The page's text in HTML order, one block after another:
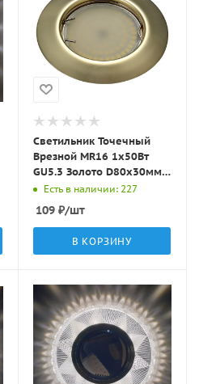
Светильник Точечный
Врезной MR16 1х50Вт
GU5.3 Золото D80х30мм
IP20 ST3 LBT
Есть в наличии: 227
109 ₽/шт
В КОРЗИНУ